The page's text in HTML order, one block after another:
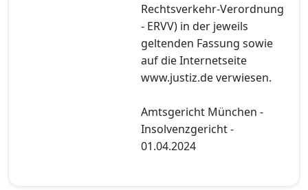
Rechtsverkehr-Verordnung
- ERVV) in der jeweils
geltenden Fassung sowie
auf die Internetseite
www.justiz.de verwiesen.
Amtsgericht München -
Insolvenzgericht -
01.04.2024